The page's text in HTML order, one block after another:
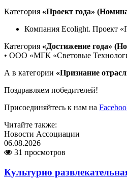
Категория «Проект года»
Компания Ecolight. Проект
Категория «Достижение года»
• ООО «МГК «Световые
А в категории «Признание
Поздравляем победителей!
Присоединяйтесь к нам на
Читайте также:
Новости Ассоциации
06.08.2026
31 просмотров
Культурно